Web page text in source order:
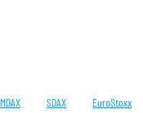
MDAX SDAX EuroStoxx